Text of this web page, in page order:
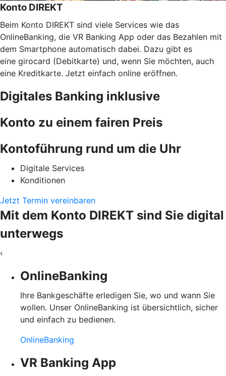
Konto DIREKT
Beim Konto DIREKT sind viele Services wie das
OnlineBanking, die VR Banking App oder das Bezahlen mit
dem Smartphone automatisch dabei. Dazu gibt es
eine girocard (Debitkarte) und, wenn Sie möchten, auch
eine Kreditkarte. Jetzt einfach online eröffnen.
Digitales Banking inklusive
Konto zu einem fairen Preis
Kontoführung rund um die Uhr
Digitale Services
Konditionen
Jetzt Termin vereinbaren
Mit dem Konto DIREKT sind Sie digital
unterwegs
‹
OnlineBanking
Ihre Bankgeschäfte erledigen Sie, wo und wann Sie
wollen. Unser OnlineBanking ist übersichtlich, sicher
und einfach zu bedienen.
OnlineBanking
VR Banking App